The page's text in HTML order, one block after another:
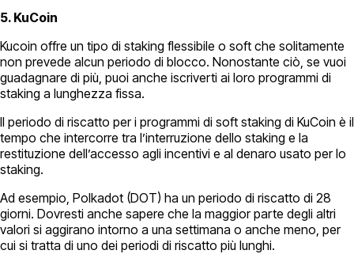
5. KuCoin
Kucoin offre un tipo di staking flessibile o soft che solitamente
non prevede alcun periodo di blocco. Nonostante ciò, se vuoi
guadagnare di più, puoi anche iscriverti ai loro programmi di
staking a lunghezza fissa.
Il periodo di riscatto per i programmi di soft staking di KuCoin è il
tempo che intercorre tra l’interruzione dello staking e la
restituzione dell’accesso agli incentivi e al denaro usato per lo
staking.
Ad esempio, Polkadot (DOT) ha un periodo di riscatto di 28
giorni. Dovresti anche sapere che la maggior parte degli altri
valori si aggirano intorno a una settimana o anche meno, per
cui si tratta di uno dei periodi di riscatto più lunghi.